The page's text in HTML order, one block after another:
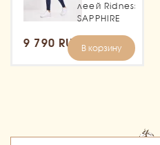
леей Ridness
SAPPHIRE
9 790 RUB В корзину